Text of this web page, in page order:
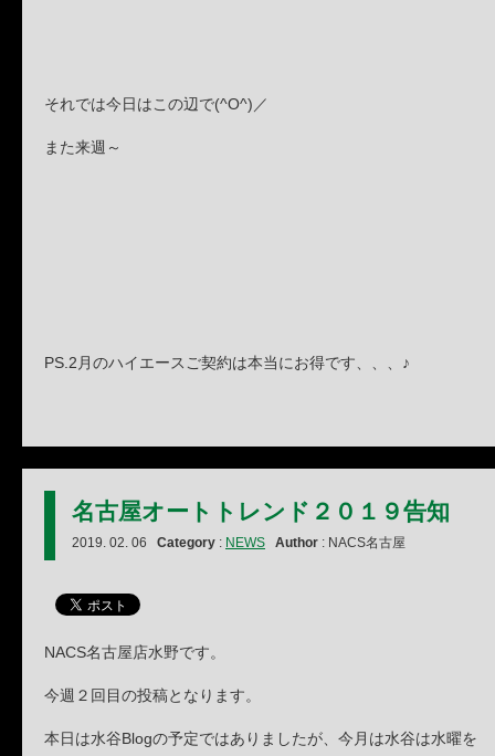
それでは今日はこの辺で(^O^)／
また来週～
PS.2月のハイエースご契約は本当にお得です、、、♪
名古屋オートトレンド２０１９告知
2019. 02. 06 Category : NEWS Author : NACS名古屋
NACS名古屋店水野です。
今週２回目の投稿となります。
本日は水谷Blogの予定ではありましたが、今月は水谷は水曜を